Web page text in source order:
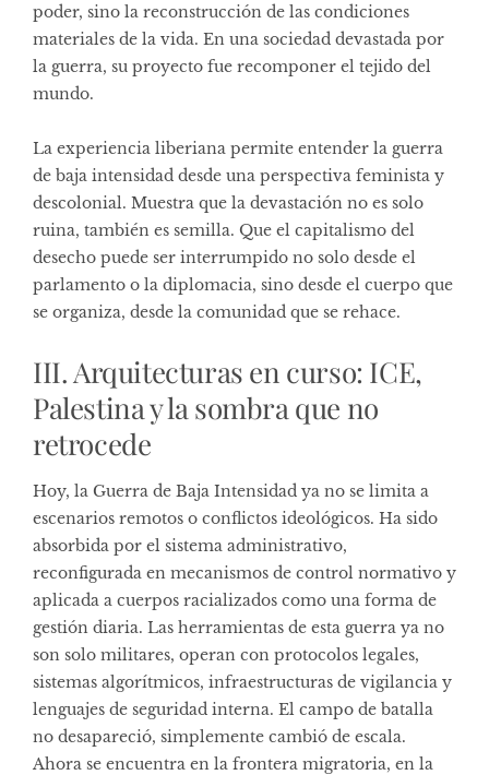
poder, sino la reconstrucción de las condiciones
materiales de la vida. En una sociedad devastada por
la guerra, su proyecto fue recomponer el tejido del
mundo.
La experiencia liberiana permite entender la guerra
de baja intensidad desde una perspectiva feminista y
descolonial. Muestra que la devastación no es solo
ruina, también es semilla. Que el capitalismo del
desecho puede ser interrumpido no solo desde el
parlamento o la diplomacia, sino desde el cuerpo que
se organiza, desde la comunidad que se rehace.
III. Arquitecturas en curso: ICE,
Palestina y la sombra que no
retrocede
Hoy, la Guerra de Baja Intensidad ya no se limita a
escenarios remotos o conflictos ideológicos. Ha sido
absorbida por el sistema administrativo,
reconfigurada en mecanismos de control normativo y
aplicada a cuerpos racializados como una forma de
gestión diaria. Las herramientas de esta guerra ya no
son solo militares, operan con protocolos legales,
sistemas algorítmicos, infraestructuras de vigilancia y
lenguajes de seguridad interna. El campo de batalla
no desapareció, simplemente cambió de escala.
Ahora se encuentra en la frontera migratoria, en la